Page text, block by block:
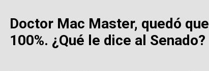
Doctor Mac Master, quedó
100%. ¿Qué le dice al Senado?